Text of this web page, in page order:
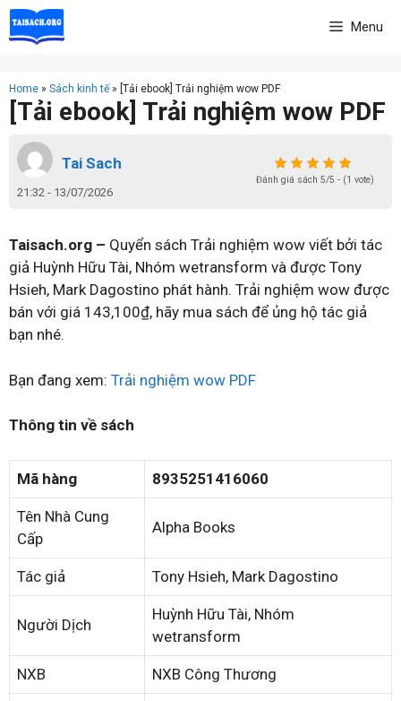
Skip
to
Menu
Home » Sách kinh tế » [Tải ebook] Trải nghiệm wow PDF
[Tải ebook] Trải nghiệm wow PDF
Tai Sach
21:32 - 13/07/2026
Đánh giá sách 5/5 - (1 vote)
Taisach.org – Quyển sách Trải nghiệm wow viết bởi tác
giả Huỳnh Hữu Tài, Nhóm wetransform và được Tony
Hsieh, Mark Dagostino phát hành. Trải nghiệm wow được
bán với giá 143,100₫, hãy mua sách để ủng hộ tác giả
bạn nhé.
Bạn đang xem: Trải nghiệm wow PDF
Thông tin về sách
Mã hàng 8935251416060
Tên Nhà Cung
Cấp
Alpha Books
Tác giả Tony Hsieh, Mark Dagostino
Người Dịch
Huỳnh Hữu Tài, Nhóm
wetransform
NXB NXB Công Thương